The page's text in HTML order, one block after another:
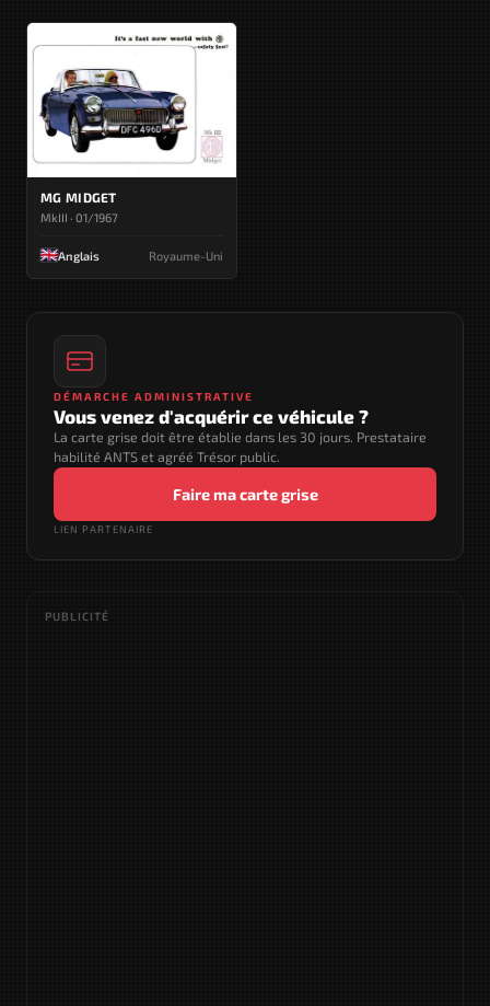
MG MIDGET
MkIII · 01/1967
Anglais Royaume-Uni
DÉMARCHE ADMINISTRATIVE
Vous venez d'acquérir ce véhicule ?
La carte grise doit être établie dans les 30 jours. Prestataire
habilité ANTS et agréé Trésor public.
Faire ma carte grise
LIEN PARTENAIRE
PUBLICITÉ